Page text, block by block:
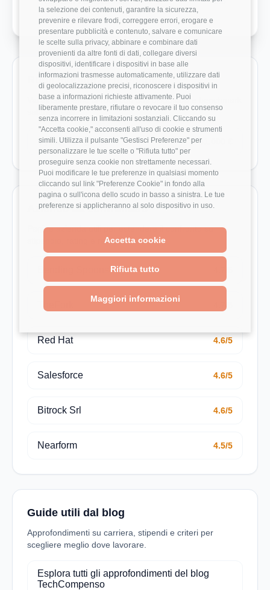
la selezione dei contenuti, garantire la sicurezza,
prevenire e rilevare frodi, correggere errori, erogare e
presentare pubblicità e contenuto, salvare e comunicare
le scelte sulla privacy, abbinare e combinare dati
provenienti da altre fonti di dati, collegare diversi
dispositivi, identificare i dispositivi in base alle
informazioni trasmesse automaticamente, utilizzare dati
di geolocalizzazione precisi, riconoscere i dispositivi in
base a informazioni richieste attivamente. Puoi
liberamente prestare, rifiutare o revocare il tuo consenso
senza incorrere in limitazioni sostanziali. Cliccando su
"Accetta cookie," acconsenti all'uso di cookie e strumenti
simili. Utilizza il pulsante "Gestisci Preferenze" per
personalizzare le tue scelte o "Rifiuta tutto" per
proseguire senza cookie non strettamente necessari.
Puoi modificare le tue preferenze in qualsiasi momento
cliccando sul link "Preferenze Cookie" in fondo alla
pagina o sull'icona dello scudo in basso a sinistra. Le tue
preferenze si applicheranno al solo dispositivo in uso.
Accetta cookie
Rifiuta tutto
Maggiori informazioni
Ruoli monitorati in enablit
Vai direttamente ai ruoli con dati disponibili e benchmark
salariali reali.
System Engineer 31.000 €
Aziende da confrontare
Pagine azienda utili per estendere il confronto su
stipendio, rating e recensioni.
Red Hat 4.6/5
Salesforce 4.6/5
Bitrock Srl 4.6/5
Nearform 4.5/5
Guide utili dal blog
Approfondimenti su carriera, stipendi e criteri per
scegliere meglio dove lavorare.
Esplora tutti gli approfondimenti del blog
TechCompenso